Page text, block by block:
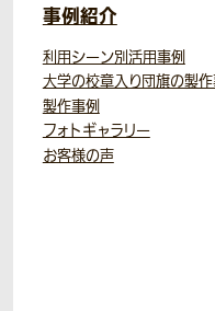
事例紹介
利用シーン別活用事例
大学の校章入り団旗の製作
製作事例
フォトギャラリー
お客様の声